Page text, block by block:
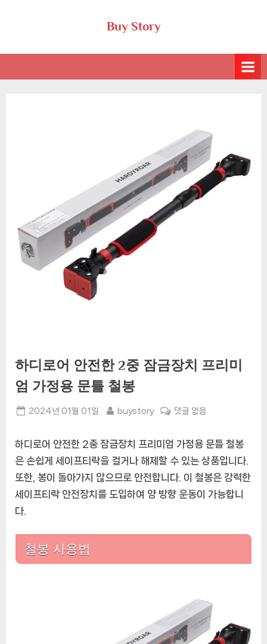
Buy Story
하디로어 안전한 2중 잠금장치 프리미
엄 가정용 문틀 철봉
Posted
2024년 01월 01일 By
buystory
하
안
전
한
잠
미
엄
댓글 없음
하디로어 안전한 2중 잠금장치 프리미엄 가정용 문틀 철봉
은 손쉽게 세이프티락을 걸거나 해제할 수 있는 상품입니다.
또한, 봉이 돌아가지 않으므로 안전합니다. 이 철봉은 강력한
세이프티락 안전장치를 도입하여 양 방향 운동이 가능합니
다.
철봉 사용법